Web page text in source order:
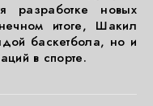
разработке новых
итоге, Шакил
баскетбола, но и
в спорте.